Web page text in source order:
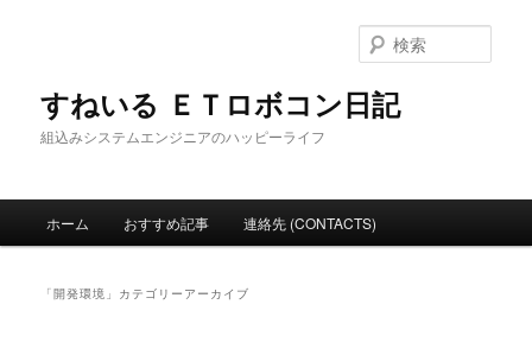
すねいる ＥＴロボコン日記
組込みシステムエンジニアのハッピーライフ
索
ホーム おすすめ記事 連絡先 (CONTACTS)
「開発環境 」カテゴリーアーカイブ